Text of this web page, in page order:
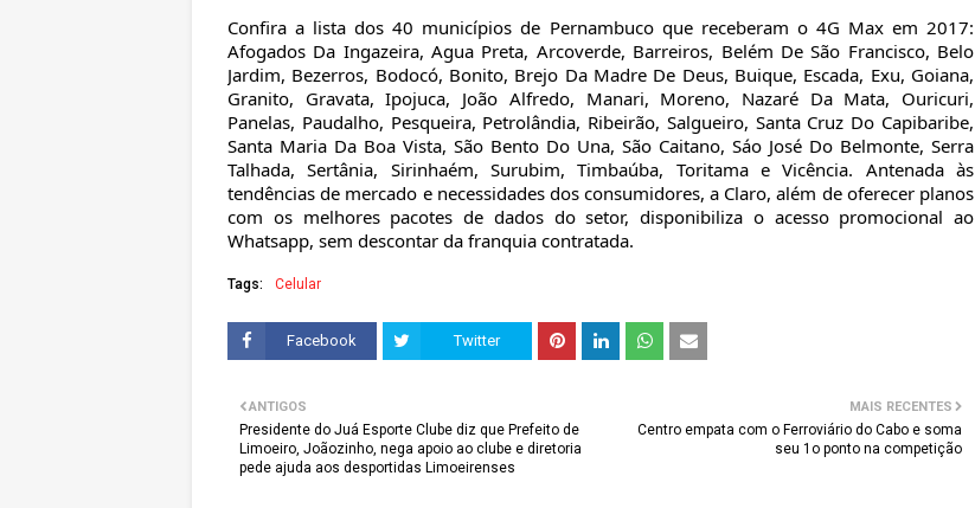
Confira a lista dos 40 municípios de Pernambuco que receberam o 4G Max em 2017:
Afogados Da Ingazeira, Agua Preta, Arcoverde, Barreiros, Belém De São Francisco, Belo
Jardim, Bezerros, Bodocó, Bonito, Brejo Da Madre De Deus, Buique, Escada, Exu, Goiana,
Granito, Gravata, Ipojuca, João Alfredo, Manari, Moreno, Nazaré Da Mata, Ouricuri,
Panelas, Paudalho, Pesqueira, Petrolândia, Ribeirão, Salgueiro, Santa Cruz Do Capibaribe,
Santa Maria Da Boa Vista, São Bento Do Una, São Caitano, Sáo José Do Belmonte, Serra
Talhada, Sertânia, Sirinhaém, Surubim, Timbaúba, Toritama e Vicência. Antenada às
tendências de mercado e necessidades dos consumidores, a Claro, além de oferecer planos
com os melhores pacotes de dados do setor, disponibiliza o acesso promocional ao
Whatsapp, sem descontar da franquia contratada.
Tags: Celular
Facebook Twitter
MAIS RECENTES
Centro empata com o Ferroviário do Cabo e soma
seu 1o ponto na competição
ANTIGOS
Presidente do Juá Esporte Clube diz que Prefeito de
Limoeiro, Joãozinho, nega apoio ao clube e diretoria
pede ajuda aos desportidas Limoeirenses